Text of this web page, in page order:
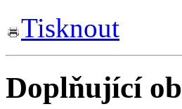
Tisknout
Doplňující